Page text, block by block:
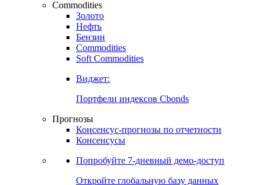
Commodities
Золото
Нефть
Бензин
Commodities
Soft Commodities
Виджет:
Портфели индексов Cbonds
Прогнозы
Консенсус-прогнозы по отчетности
Консенсусы
Попробуйте 7-дневный демо-доступ
Откройте глобальную базу данных